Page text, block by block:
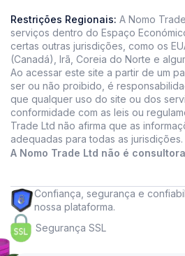
Restrições Regionais: A Nomo
serviços dentro do Espaço
certas outras jurisdições, como os
(Canadá), Irã, Coreia do Norte e
Ao acessar este site a partir de um
ser ou não proibido, é
que qualquer uso do site ou dos
conformidade com as leis ou
Trade Ltd não afirma que as
adequadas para todas as jurisdições.
A Nomo Trade Ltd não é
Confiança, segurança e
nossa plataforma.
Segurança SSL